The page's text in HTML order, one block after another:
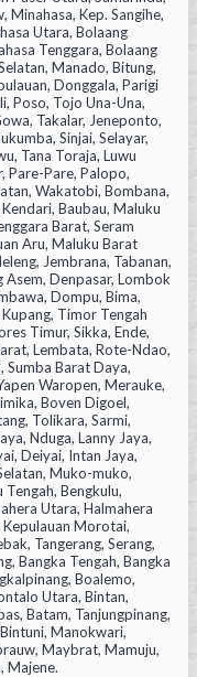
Kep. Sangihe,
Utara, Bolaang
Tenggara, Bolaang
Manado, Bitung,
Donggala, Parigi
Poso, Tojo Una-Una,
Takalar, Jeneponto,
Sinjai, Selayar,
Tana Toraja, Luwu
Pare-Pare, Palopo,
Wakatobi, Bombana,
Baubau, Maluku
Barat, Seram
Aru, Maluku Barat
Jembrana, Tabanan,
Asem, Denpasar, Lombok
Dompu, Bima,
Timor Tengah
Timur, Sikka, Ende,
Lembata, Rote-Ndao,
Sumba Barat Daya,
Waropen, Merauke,
Boven Digoel,
Tolikara, Sarmi,
Nduga, Lanny Jaya,
Deiyai, Intan Jaya,
Muko-muko,
Tengah, Bengkulu,
Utara, Halmahera
Kepulauan Morotai,
Tangerang, Serang,
Bangka Tengah, Bangka
Boalemo,
Utara, Bintan,
Batam, Tanjungpinang,
Manokwari,
Maybrat, Mamuju,
Majene.